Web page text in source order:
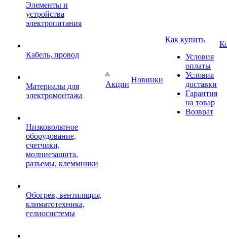
Элементы и
устройства
электропитания
Кабель, провод
Материалы для
электромонтажа
Низковольтное
оборудование,
счетчики,
молниезащита,
разъемы, клеммники
Обогрев, вентиляция,
климатотехника,
гелиосистемы
Акции
Новинки
Как купить
Условия
оплаты
Условия
доставки
Гарантия
на товар
Возврат